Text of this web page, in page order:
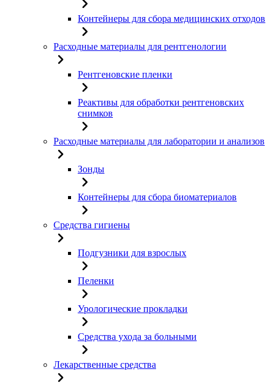
Контейнеры для сбора медицинских отходов
Расходные материалы для рентгенологии
Рентгеновские пленки
Реактивы для обработки рентгеновских
снимков
Расходные материалы для лаборатории и анализов
Зонды
Контейнеры для сбора биоматериалов
Средства гигиены
Подгузники для взрослых
Пеленки
Урологические прокладки
Средства ухода за больными
Лекарственные средства